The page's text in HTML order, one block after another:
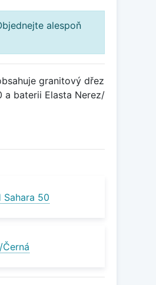
alespoň
granitový dřez
a baterii Elasta Nerez/
Sahara 50